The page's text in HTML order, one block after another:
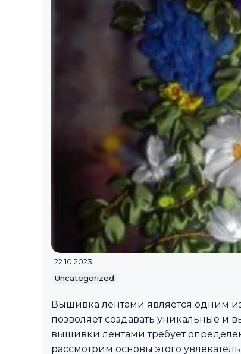
22.10.2023
Uncategorized
Вышивка лентами является одним
позволяет создавать уникальные и
вышивки лентами требует
рассмотрим основы этого